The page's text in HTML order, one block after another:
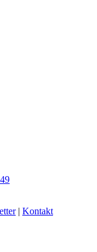
| Kontakt